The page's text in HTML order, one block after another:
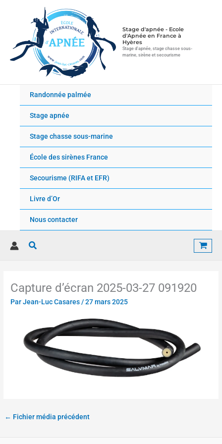
Stage d'apnée - Ecole
d'Apnée en France à
Hyères
Stage d'apnée, stage chasse sous-
marine, sirène et secourisme
Randonnée palmée
Stage apnée
Stage chasse sous-marine
École des sirènes France
Secourisme (RIFA et EFR)
Livre d’Or
Nous contacter
Rechercher
Capture d’écran 2025-03-27 091920
ParJean-Luc Casares/27 mars 2025
← Fichier média précédent